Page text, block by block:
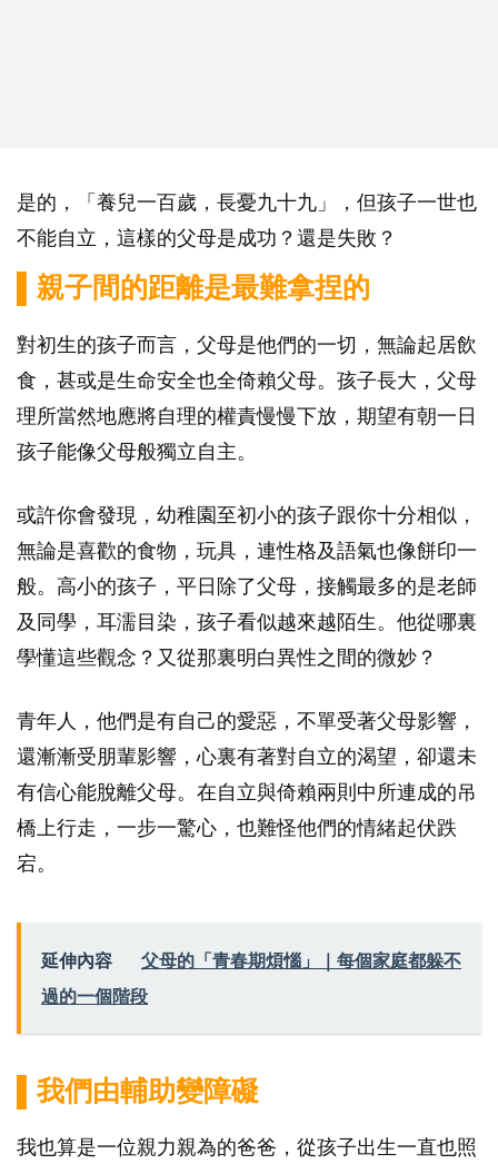
是的，「養兒一百歲，長憂九十九」，但孩子一世也
不能自立，這樣的父母是成功？還是失敗？
▌親子間的距離是最難拿捏的
對初生的孩子而言，父母是他們的一切，無論起居飲
食，甚或是生命安全也全倚賴父母。孩子長大，父母
理所當然地應將自理的權責慢慢下放，期望有朝一日
孩子能像父母般獨立自主。
或許你會發現，幼稚園至初小的孩子跟你十分相似，
無論是喜歡的食物，玩具，連性格及語氣也像餅印一
般。高小的孩子，平日除了父母，接觸最多的是老師
及同學，耳濡目染，孩子看似越來越陌生。他從哪裏
學懂這些觀念？又從那裏明白異性之間的微妙？
青年人，他們是有自己的愛惡，不單受著父母影響，
還漸漸受朋輩影響，心裏有著對自立的渴望，卻還未
有信心能脫離父母。在自立與倚賴兩則中所連成的吊
橋上行走，一步一驚心，也難怪他們的情緒起伏跌
宕。
延伸內容
父母的「青春期煩惱」｜每個家庭都躲不
過的一個階段
▌我們由輔助變障礙
我也算是一位親力親為的爸爸，從孩子出生一直也照